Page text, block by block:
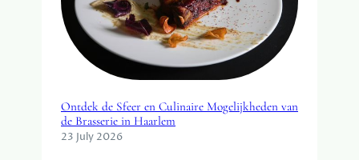
Ontdek de Sfeer en Culinaire Mogelijkheden van
de Brasserie in Haarlem
23 July 2026